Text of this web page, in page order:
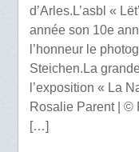
d’Arles.L’asbl «
année son 10e
l’honneur le
Steichen.La
l’exposition « La
Rosalie Parent | ©
[…]